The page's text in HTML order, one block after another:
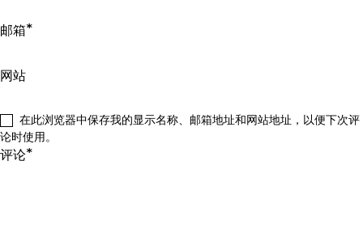
评论*
邮箱*
网站
在此浏览器中保存我的显示名称、邮箱地址和网站地址，以便下次评
论时使用。